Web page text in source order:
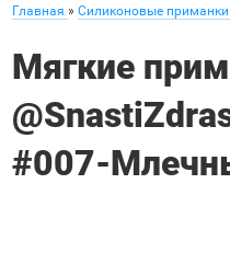
Главная » Силиконовые приманки
Мягкие
#007-